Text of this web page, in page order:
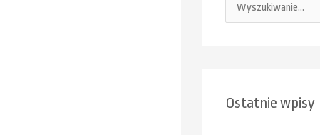
aOstatnie wpisy